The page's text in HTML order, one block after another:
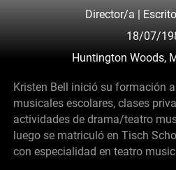
Director/a |
18/07/
Huntington Woods,
Kristen Bell inició su formación
musicales escolares, clases
actividades de drama/teatro
luego se matriculó en Tisch
con especialidad en teatro